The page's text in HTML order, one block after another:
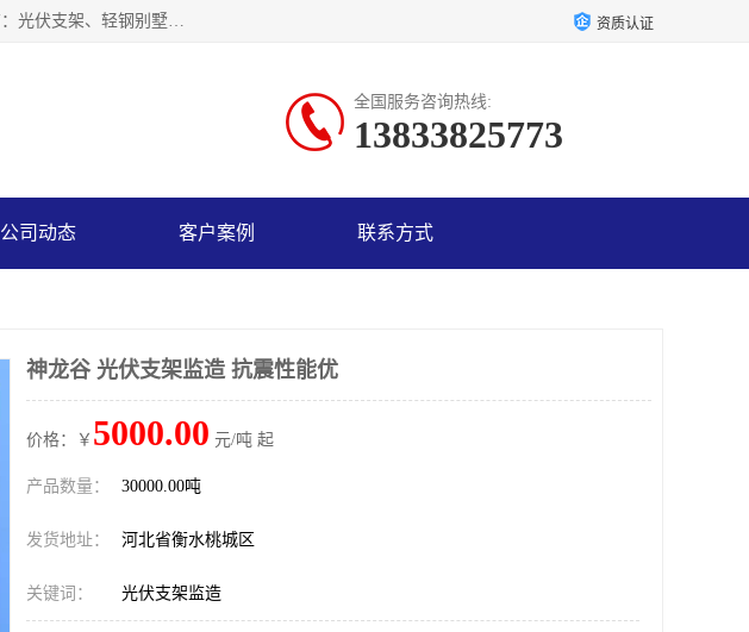
神龙拜耳科技衡水股份有限公司河北一家生产光伏支架，轻钢别墅，阳光板、耐力板的公司，主要产品有：光伏支架、轻钢别墅、阳光板、耐力板、采光板等，公司参与制定了多项标准。 资质认证
全国服务咨询热线:
13833825773
公司动态 客户案例 联系方式
神龙谷 光伏支架监造 抗震性能优
价格：￥ 5000.00 元/吨 起
产品数量： 30000.00吨
发货地址： 河北省衡水桃城区
关键词： 光伏支架监造